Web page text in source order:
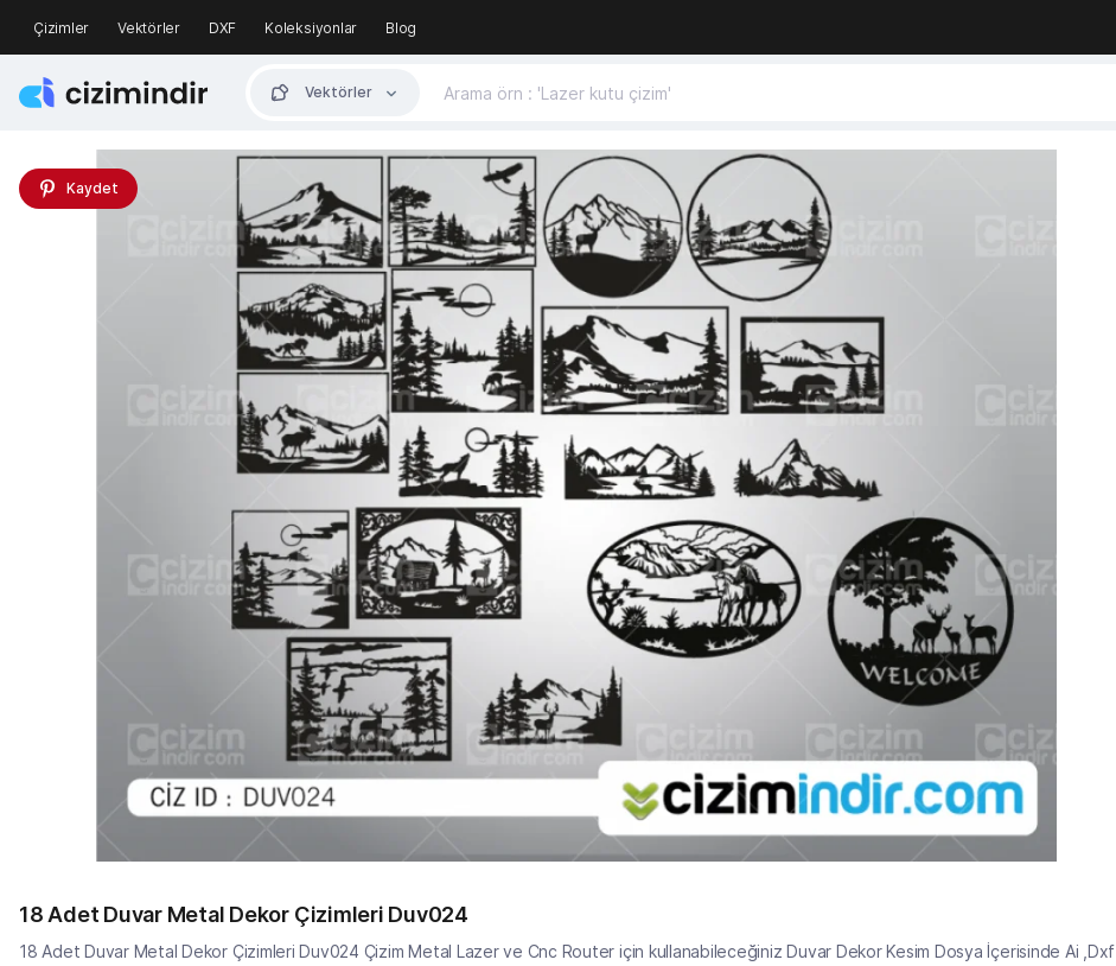
Çizimler Vektörler DXF Koleksiyonlar Blog
Vektörler
Kaydet
18 Adet Duvar Metal Dekor Çizimleri Duv024
18 Adet Duvar Metal Dekor Çizimleri Duv024 Çizim Metal Lazer ve Cnc Router için kullanabileceğiniz Duvar Dekor Kesim Dosya İçerisinde Ai ,Dxf